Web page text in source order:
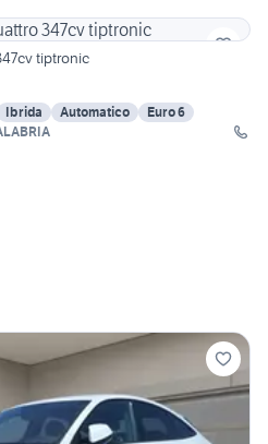
tiptronic
Ibrida Automatico
Euro 6